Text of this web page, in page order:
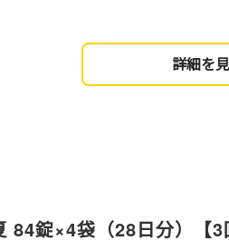
詳細を
84錠×4袋（28日分）【3